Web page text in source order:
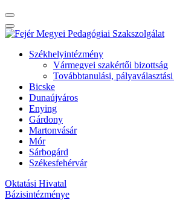
Székhelyintézmény
Vármegyei szakértői bizottság
Továbbtanulási,
Bicske
Dunaújváros
Enying
Gárdony
Martonvásár
Mór
Sárbogárd
Székesfehérvár
Oktatási Hivatal
Bázisintézménye